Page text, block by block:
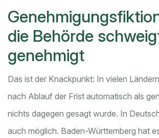
die Behörde
genehmigt
Das ist der Knackpunkt: In vielen
nach Ablauf der Frist automatisch als
nichts dagegen gesagt wurde. In
auch möglich. Baden-Württemberg hat